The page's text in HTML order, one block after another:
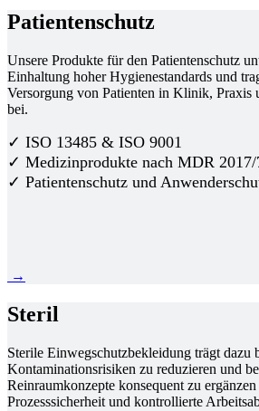
Patientenschutz
Unsere Produkte für den Patientenschutz
Einhaltung hoher Hygienestandards und
Versorgung von Patienten in Klinik, Praxis
bei.
✓ ISO 13485 & ISO 9001
✓ Medizinprodukte nach MDR
✓ Patientenschutz und
→
Steril
Sterile Einwegschutzbekleidung trägt dazu
Kontaminationsrisiken zu reduzieren und
Reinraumkonzepte konsequent zu
Prozesssicherheit und kontrollierte